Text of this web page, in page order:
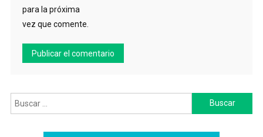
para la próxima
vez que comente.
Buscar: